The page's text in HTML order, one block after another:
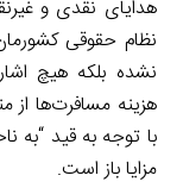
هدایای نقدی و
نظام حقوقی
نشده بلکه هیچ
هزینه مسافرت‌ها
با توجه به قید “به
مزایا باز است.